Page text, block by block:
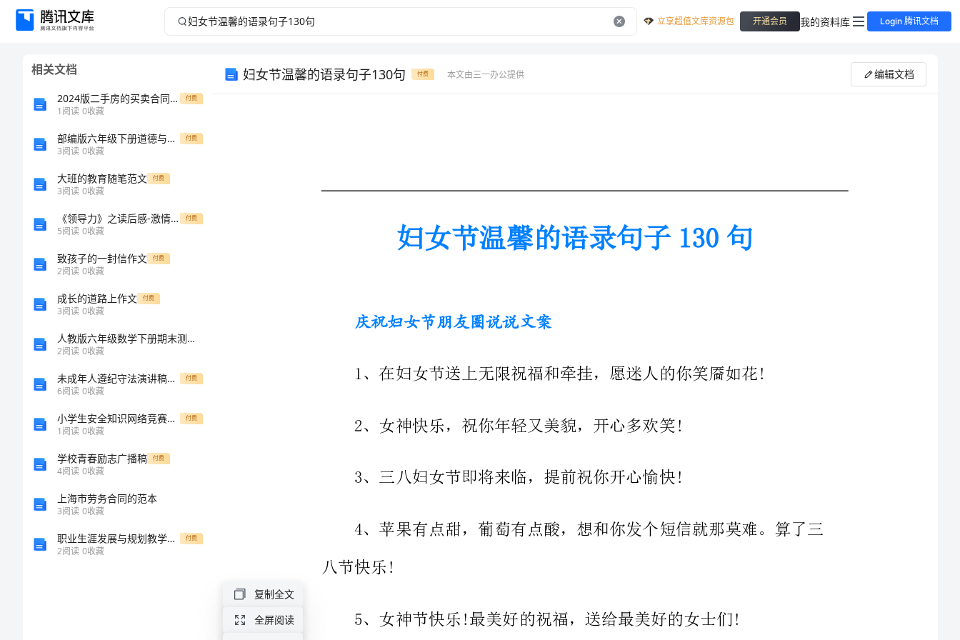
妇
130
立享超值文库资源包 开通会员 我的资料库 Login 腾讯文档
相关文档
2024版二手房的买卖合同参考 付费
1阅读 0收藏
部编版六年级下册道德与法治 期中测试卷及答案【历年真题】 付费
3阅读 0收藏
大班的教育随笔范文 付费
3阅读 0收藏
《领导力》之读后感-激情就是分水岭（三） 付费
5阅读 0收藏
致孩子的一封信作文 付费
2阅读 0收藏
成长的道路上作文 付费
3阅读 0收藏
人教版六年级数学下册期末测试卷及答案下载
2阅读 0收藏
未成年人遵纪守法演讲稿范文 付费
6阅读 0收藏
小学生安全知识网络竞赛题(含答案) 付费
1阅读 0收藏
学校青春励志广播稿 付费
4阅读 0收藏
上海市劳务合同的范本
3阅读 0收藏
职业生涯发展与规划教学大纲及题库 付费
2阅读 0收藏
妇女节温馨的语录句子130句 付费 本文由三一办公提供 编辑文档
妇女节温馨的语录句子130句
庆祝妇女节朋友圈说说文案
2、女神快乐，祝你年轻又美貌，开心多欢笑!
3、三八妇女节即将来临，提前祝你开心愉快!
5、女神节快乐!最美好的祝福，送给最美好的女士们!
6、大家说你“气管炎”，原来你是“准妇男”，如今又到三月八，
复制全文
全屏阅读